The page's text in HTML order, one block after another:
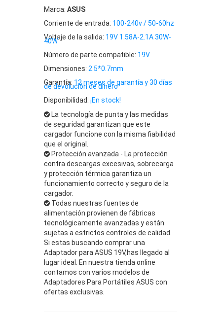
Marca: ASUS
Corriente de entrada: 100-240v / 50-60hz
Voltaje de la salida: 19V 1.58A-2.1A 30W-
40W
Número de parte compatible: 19V
Dimensiones: 2.5*0.7mm
Garantía: 12 meses de garantía y 30 días
de devolución de dinero
Disponibilidad: ¡En stock!
La tecnología de punta y las medidas
de seguridad garantizan que este
cargador funcione con la misma fiabilidad
que el original.
Protección avanzada - La protección
contra descargas excesivas, sobrecarga
y protección térmica garantiza un
funcionamiento correcto y seguro de la
cargador.
Todas nuestras fuentes de
alimentación provienen de fábricas
tecnológicamente avanzadas y están
sujetas a estrictos controles de calidad.
Si estas buscando comprar una
Adaptador para ASUS 19V,has llegado al
lugar ideal. En nuestra tienda online
contamos con varios modelos de
Adaptadores Para Portátiles ASUS con
ofertas exclusivas.